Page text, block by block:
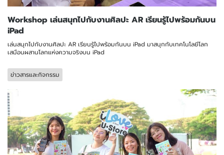
Workshop เล่นสนุกไปกับงานศิลปะ AR เรียนรู้ไปพร้อมกันบน
iPad
เล่นสนุกไปกับงานศิลปะ AR เรียนรู้ไปพร้อมกันบน iPad มาสนุกกับเทคโนโลยีโลก
เสมือนผสานโลกแห่งความจริงบน iPad
ข่าวสารและกิจกรรม